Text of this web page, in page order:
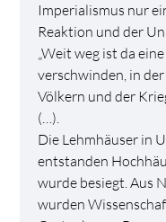
Imperialismus nur
Reaktion und der
„Weit weg ist da
verschwinden, in
Völkern und der
(…).
Die Lehmhäuser in
entstanden
wurde besiegt. Aus
wurden